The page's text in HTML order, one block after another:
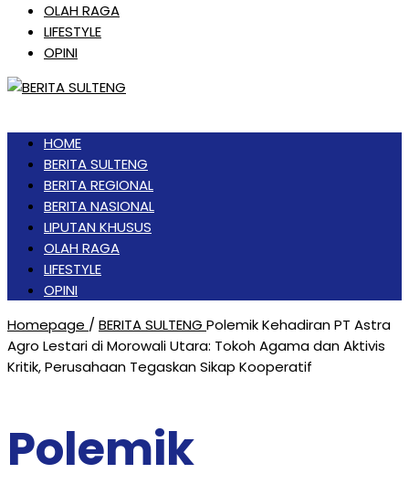
OLAH RAGA
LIFESTYLE
OPINI
HOME
BERITA SULTENG
BERITA REGIONAL
BERITA NASIONAL
LIPUTAN KHUSUS
OLAH RAGA
LIFESTYLE
OPINI
Homepage / BERITA SULTENG Polemik Kehadiran PT Astra
Agro Lestari di Morowali Utara: Tokoh Agama dan Aktivis
Kritik, Perusahaan Tegaskan Sikap Kooperatif
Polemik